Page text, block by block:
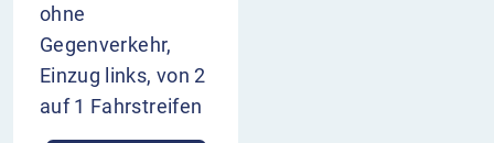
ohne
Gegenverkehr,
Einzug links, von 2
auf 1 Fahrstreifen